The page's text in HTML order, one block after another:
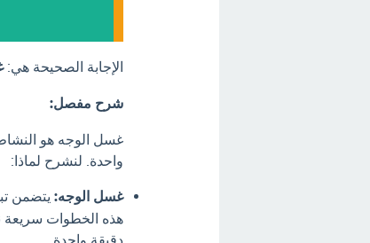
الإجابة الصحيحة هي:
شرح مفصل:
غسل الوجه هو
واحدة. لنشرح لماذا:
غسل الوجه: يتضمن
دقيقة واحدة.